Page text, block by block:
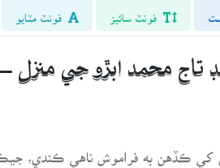
فونٽ سائيز فونٽ مٽايو
تاج محمد ابڙو جي منزل
کي ڪڏهن به فراموش ناهي ڪندي،